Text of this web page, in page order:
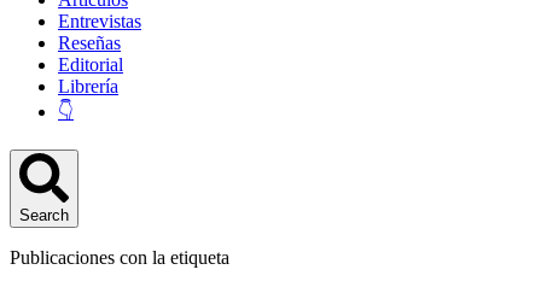
Entrevistas
Reseñas
Editorial
Librería
👇
Search
Publicaciones con la etiqueta